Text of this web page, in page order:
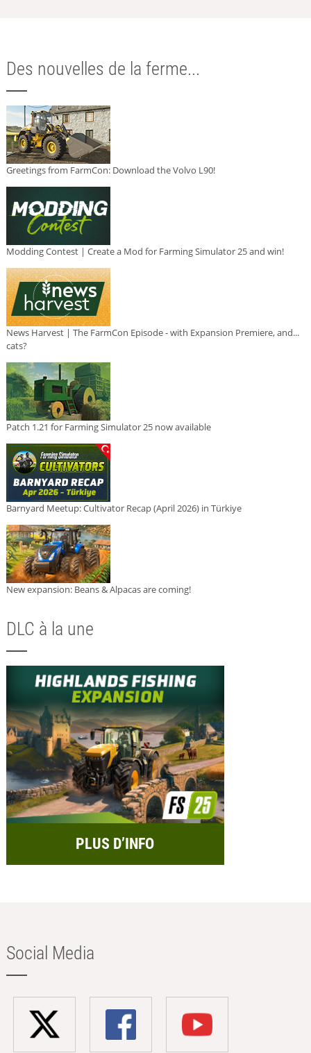
Des nouvelles de la ferme...
Greetings from FarmCon: Download the Volvo L90!
Modding Contest | Create a Mod for Farming Simulator 25 and win!
News Harvest | The FarmCon Episode - with Expansion Premiere, and...
cats?
Patch 1.21 for Farming Simulator 25 now available
Barnyard Meetup: Cultivator Recap (April 2026) in Türkiye
New expansion: Beans & Alpacas are coming!
DLC à la une
PLUS D’INFO
Social Media